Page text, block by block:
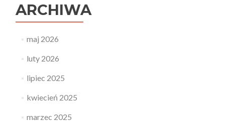
ARCHIWA
maj 2026
luty 2026
lipiec 2025
kwiecień 2025
marzec 2025